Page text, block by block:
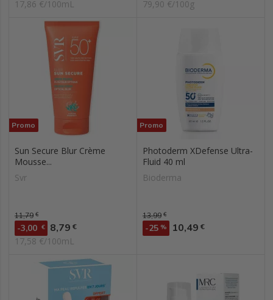
17,86 €/100mL 79,90 €/100g
Promo
Sun Secure Blur Crème
Mousse...
Svr
Prix de base
11,79 €
-3,00 € Prix
8,79 €
17,58 €/100mL
Promo
Photoderm XDefense Ultra-
Fluid 40 ml
Bioderma
Prix de base
13,99 €
-25 % Prix
10,49 €